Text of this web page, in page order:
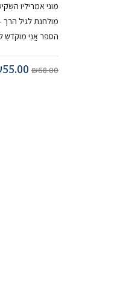
מִוני אמִריליו
מִולחנת לגיל הרך
הספר אֲֲנִִי מִוקדשְׂ
₪68.00
55.00